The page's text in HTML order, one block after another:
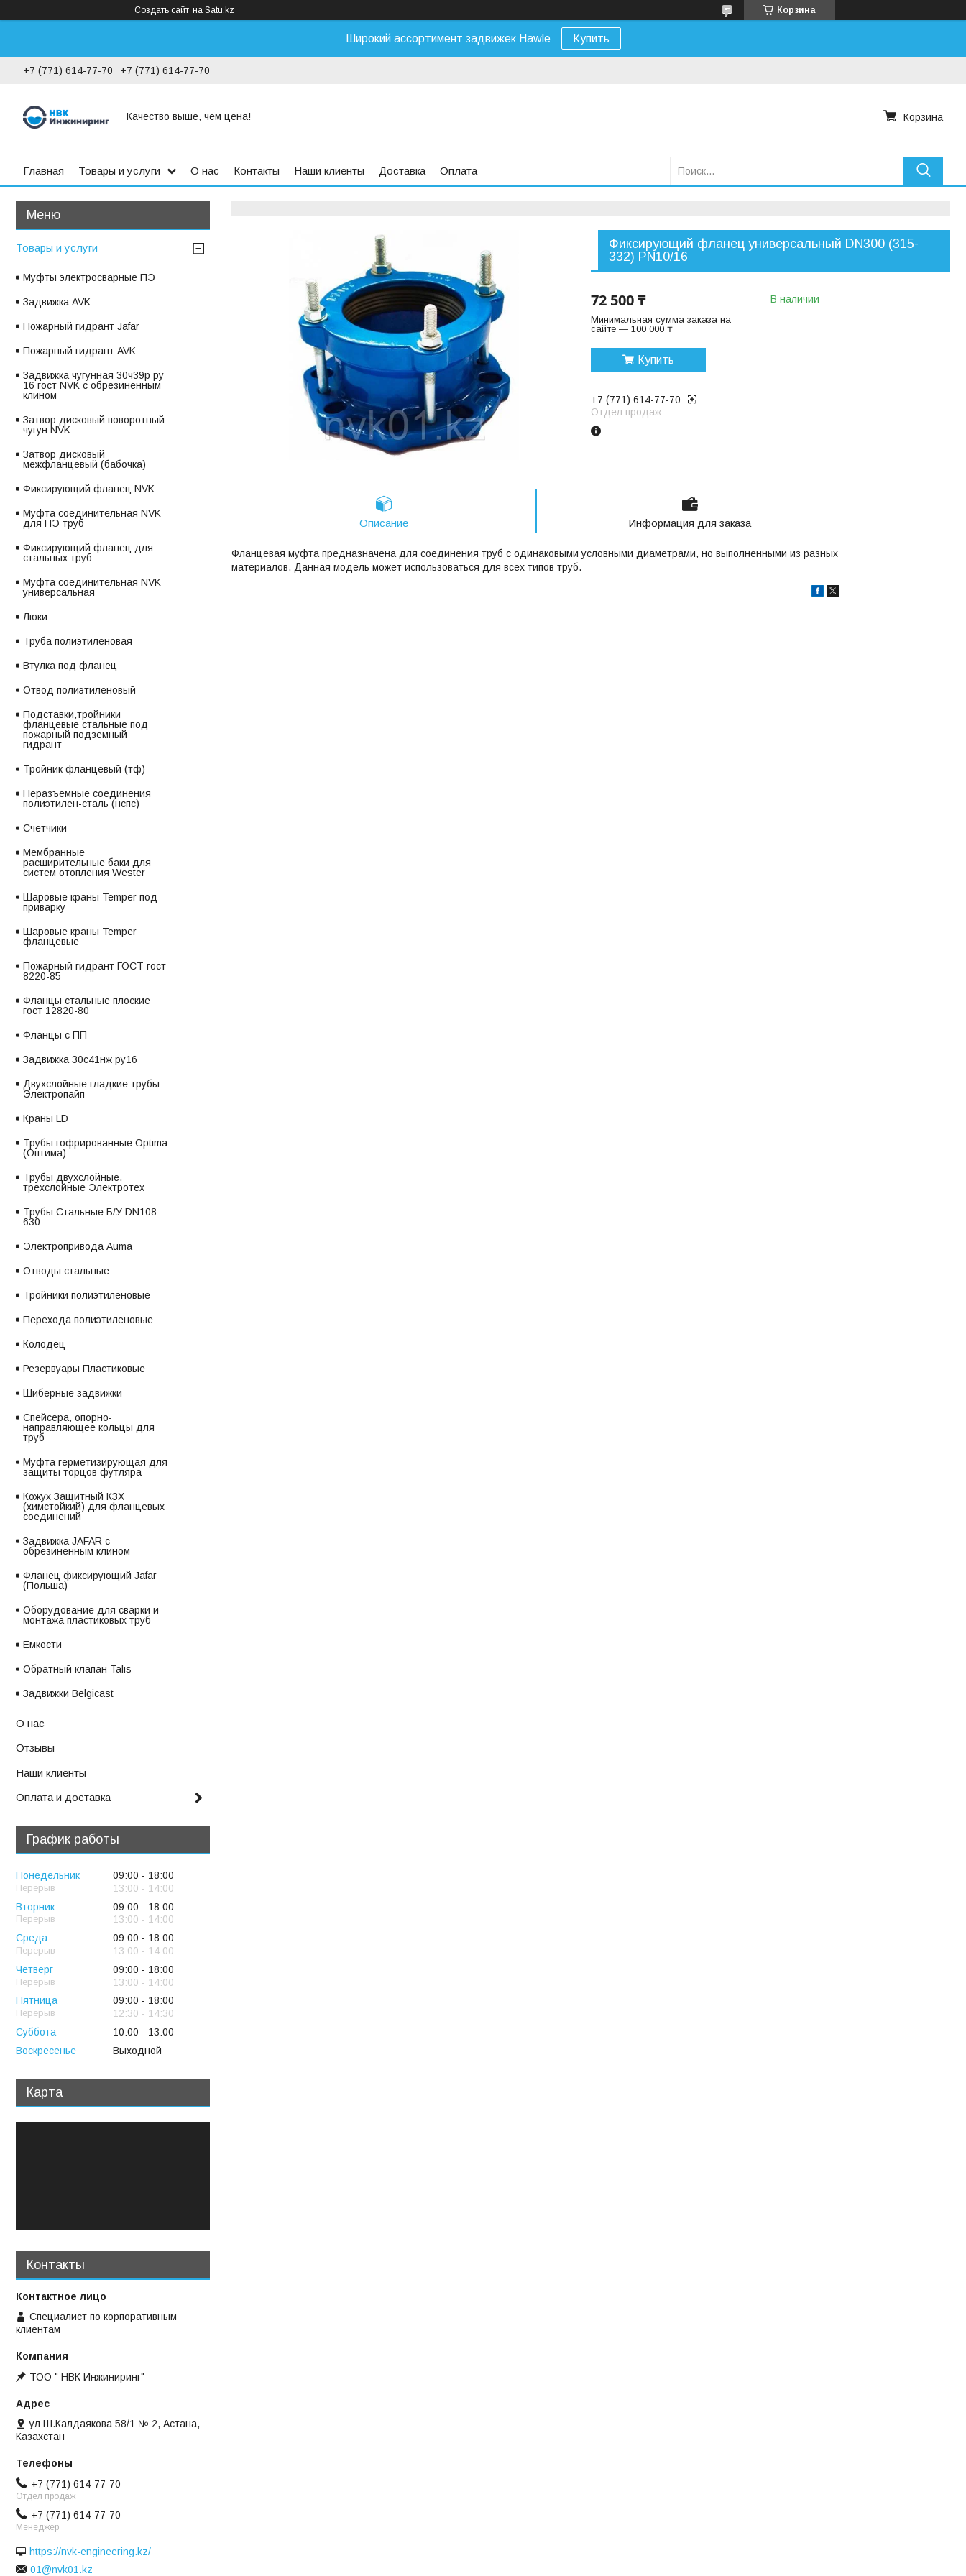
Создать сайт на Satu.kz Корзина
Широкий ассортимент задвижек Hawle Купить
+7 (771) 614-77-70 +7 (771) 614-77-70
Качество выше, чем цена! Корзина
Главная Товары и услуги О нас Контакты Наши клиенты Доставка Оплата
Фиксирующий фланец универсальный DN300 (315-
332) PN10/16
72 500 ₸
Минимальная сумма заказа на
сайте — 100 000 ₸
В наличии
Купить
+7 (771) 614-77-70
Отдел продаж
Описание Информация для заказа
Фланцевая муфта предназначена для соединения труб с одинаковыми условными диаметрами, но выполненными из разных
материалов. Данная модель может использоваться для всех типов труб.
Товары и услуги
Муфты электросварные ПЭ
Задвижка AVK
Пожарный гидрант Jafar
Пожарный гидрант AVK
Задвижка чугунная 30ч39р ру
16 гост NVK с обрезиненным
клином
Затвор дисковый поворотный
чугун NVK
Затвор дисковый
межфланцевый (бабочка)
Фиксирующий фланец NVK
Муфта соединительная NVK
для ПЭ труб
Фиксирующий фланец для
стальных труб
Муфта соединительная NVK
универсальная
Люки
Труба полиэтиленовая
Втулка под фланец
Отвод полиэтиленовый
Подставки,тройники
фланцевые стальные под
пожарный подземный
гидрант
Тройник фланцевый (тф)
Неразъемные соединения
полиэтилен-сталь (нспс)
Счетчики
Мембранные
расширительные баки для
систем отопления Wester
Шаровые краны Temper под
приварку
Шаровые краны Temper
фланцевые
Пожарный гидрант ГОСТ гост
8220-85
Фланцы стальные плоские
гост 12820-80
Фланцы с ПП
Задвижка 30с41нж ру16
Двухслойные гладкие трубы
Электропайп
Краны LD
Трубы гофрированные Optima
(Оптима)
Трубы двухслойные,
трехслойные Электротех
Трубы Стальные Б/У DN108-
630
Электропривода Auma
Отводы стальные
Тройники полиэтиленовые
Перехода полиэтиленовые
Колодец
Резервуары Пластиковые
Шиберные задвижки
Спейсера, опорно-
направляющее кольцы для
труб
Муфта герметизирующая для
защиты торцов футляра
Кожух Защитный КЗХ
(химстойкий) для фланцевых
соединений
Задвижка JAFAR с
обрезиненным клином
Фланец фиксирующий Jafar
(Польша)
Оборудование для сварки и
монтажа пластиковых труб
Емкости
Обратный клапан Talis
Задвижки Belgicast
О нас
Отзывы
Наши клиенты
Оплата и доставка
График работы
Понедельник 09:00
18:00
13:00
14:00
Вторник
09:00
18:00
13:00
14:00
Среда
09:00
18:00
13:00
14:00
Четверг
09:00
18:00
13:00
14:00
Пятница
09:00
18:00
12:30
14:30
Суббота
10:00
13:00
Воскресенье
Выходной
Карта
Контакты
Специалист по корпоративным
клиентам
ТОО " НВК Инжиниринг"
ул Ш.Калдаякова 58/1 № 2, Астана,
Казахстан
+7 (771) 614-77-70
Отдел продаж
+7 (771) 614-77-70
Менеджер
https://nvk-engineering.kz/
01@nvk01.kz